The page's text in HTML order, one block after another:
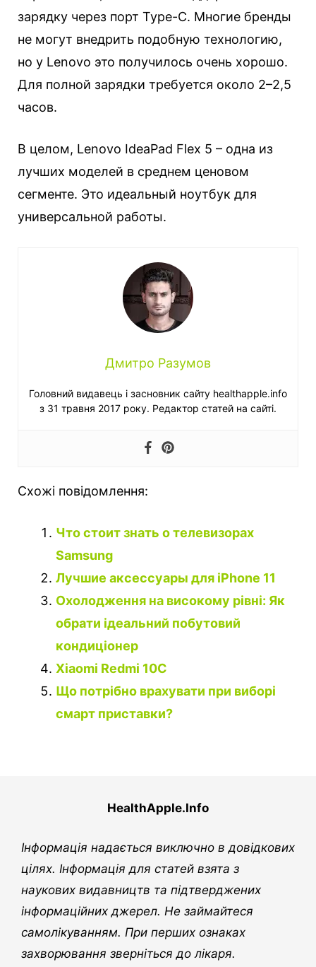
зарядку через порт Type-C. Многие бренды
не могут внедрить подобную технологию,
но у Lenovo это получилось очень хорошо.
Для полной зарядки требуется около 2–2,5
часов.
В целом, Lenovo IdeaPad Flex 5 – одна из
лучших моделей в среднем ценовом
сегменте. Это идеальный ноутбук для
универсальной работы.
Дмитро Разумов
Головний видавець і засновник сайту healthapple.info
з 31 травня 2017 року. Редактор статей на сайті.
Схожі повідомлення:
Что стоит знать о телевизорах
Samsung
Лучшие аксессуары для iPhone 11
Охолодження на високому рівні: Як
обрати ідеальний побутовий
кондиціонер
Xiaomi Redmi 10C
Що потрібно врахувати при виборі
смарт приставки?
HealthApple.Info
Інформація надається виключно в довідкових
цілях. Інформація для статей взята з
наукових видавництв та підтверджених
інформаційних джерел. Не займайтеся
самолікуванням. При перших ознаках
захворювання зверніться до лікаря.